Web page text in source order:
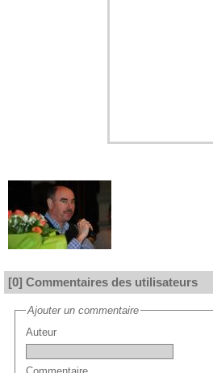
[0] Commentaires des utilisateurs
Ajouter un commentaire
Auteur